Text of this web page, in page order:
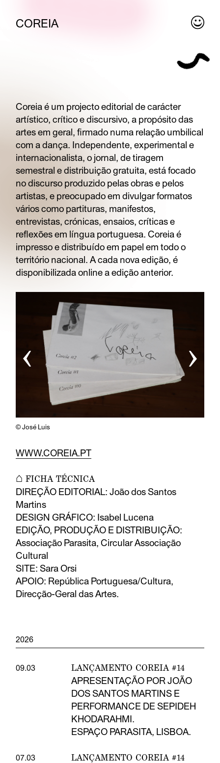
COREIA
Coreia é um projecto editorial de carácter
artístico, crítico e discursivo, a propósito das
artes em geral, firmado numa relação umbilical
com a dança. Independente, experimental e
internacionalista, o jornal, de tiragem
semestral e distribuição gratuita, está focado
no discurso produzido pelas obras e pelos
artistas, e preocupado em divulgar formatos
vários como partituras, manifestos,
entrevistas, crónicas, ensaios, críticas e
reflexões em língua portuguesa. Coreia é
impresso e distribuído em papel em todo o
território nacional. A cada nova edição, é
disponibilizada online a edição anterior.
© José Luis
‹ ›
WWW.COREIA.PT
⌂ FICHA TÉCNICA
DIREÇÃO EDITORIAL: João dos Santos
Martins
DESIGN GRÁFICO: Isabel Lucena
EDIÇÃO, PRODUÇÃO E DISTRIBUIÇÃO:
Associação Parasita, Circular Associação
Cultural
SITE: Sara Orsi
APOIO: República Portuguesa/Cultura,
Direcção-Geral das Artes.
2026
09.03 LANÇAMENTO COREIA #14
APRESENTAÇÃO POR JOÃO
DOS SANTOS MARTINS E
PERFORMANCE DE SEPIDEH
KHODARAHMI.
ESPAÇO PARASITA, LISBOA.
07.03 LANÇAMENTO COREIA #14